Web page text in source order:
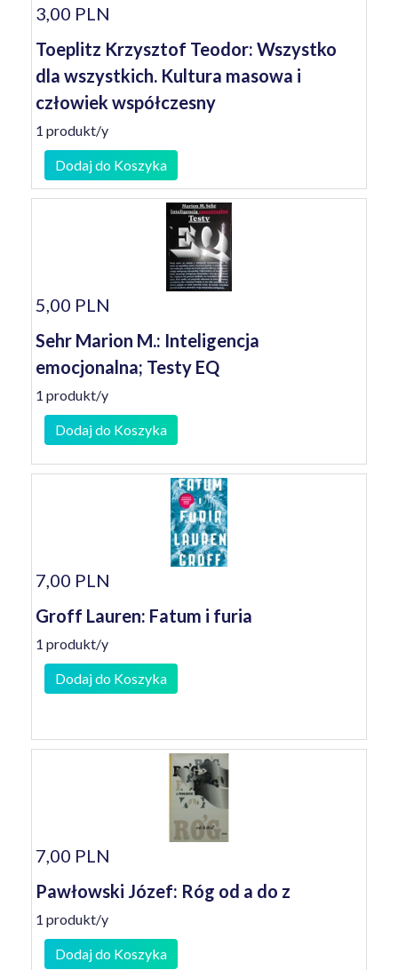
3,00 PLN
Toeplitz Krzysztof Teodor: Wszystko
dla wszystkich. Kultura masowa i
człowiek współczesny
1 produkt/y
Dodaj do Koszyka
5,00 PLN
Sehr Marion M.: Inteligencja
emocjonalna; Testy EQ
1 produkt/y
Dodaj do Koszyka
7,00 PLN
Groff Lauren: Fatum i furia
1 produkt/y
Dodaj do Koszyka
7,00 PLN
Pawłowski Józef: Róg od a do z
1 produkt/y
Dodaj do Koszyka